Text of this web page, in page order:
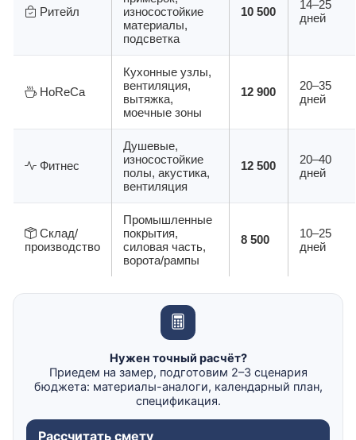
Ритейл
износостойкие
материалы,
подсветка
10 500
14–25
дней
HoReCa
Кухонные узлы,
вентиляция,
вытяжка,
моечные зоны
12 900
20–35
дней
Фитнес
Душевые,
износостойкие
полы, акустика,
вентиляция
12 500
20–40
дней
Склад/
производство
Промышленные
покрытия,
силовая часть,
ворота/рампы
8 500
10–25
дней
Нужен точный расчёт?
Приедем на замер, подготовим 2–3 сценария
бюджета: материалы-аналоги, календарный план,
спецификация.
Рассчитать смету